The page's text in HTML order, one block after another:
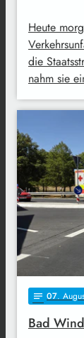
Heute
die
nahm sie
notes 07.
Bad